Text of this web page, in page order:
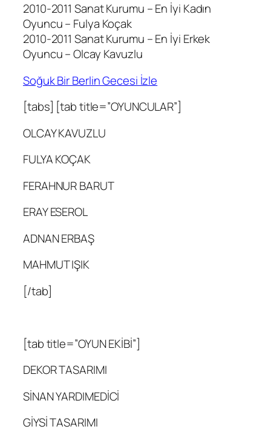
2010-2011 Sanat Kurumu – En İyi Kadın
Oyuncu – Fulya Koçak
2010-2011 Sanat Kurumu – En İyi Erkek
Oyuncu – Olcay Kavuzlu
Soğuk Bir Berlin Gecesi İzle
[tabs] [tab title=”OYUNCULAR”]
OLCAY KAVUZLU
FULYA KOÇAK
FERAHNUR BARUT
ERAY ESEROL
ADNAN ERBAŞ
MAHMUT IŞIK
[/tab]
[tab title=”OYUN EKİBİ”]
DEKOR TASARIMI
SİNAN YARDIMEDİCİ
GİYSİ TASARIMI